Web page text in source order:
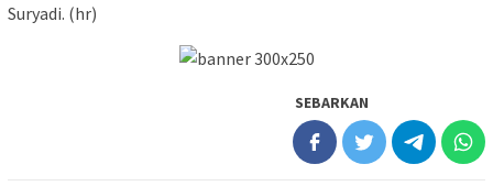
Suryadi. (hr)
SEBARKAN